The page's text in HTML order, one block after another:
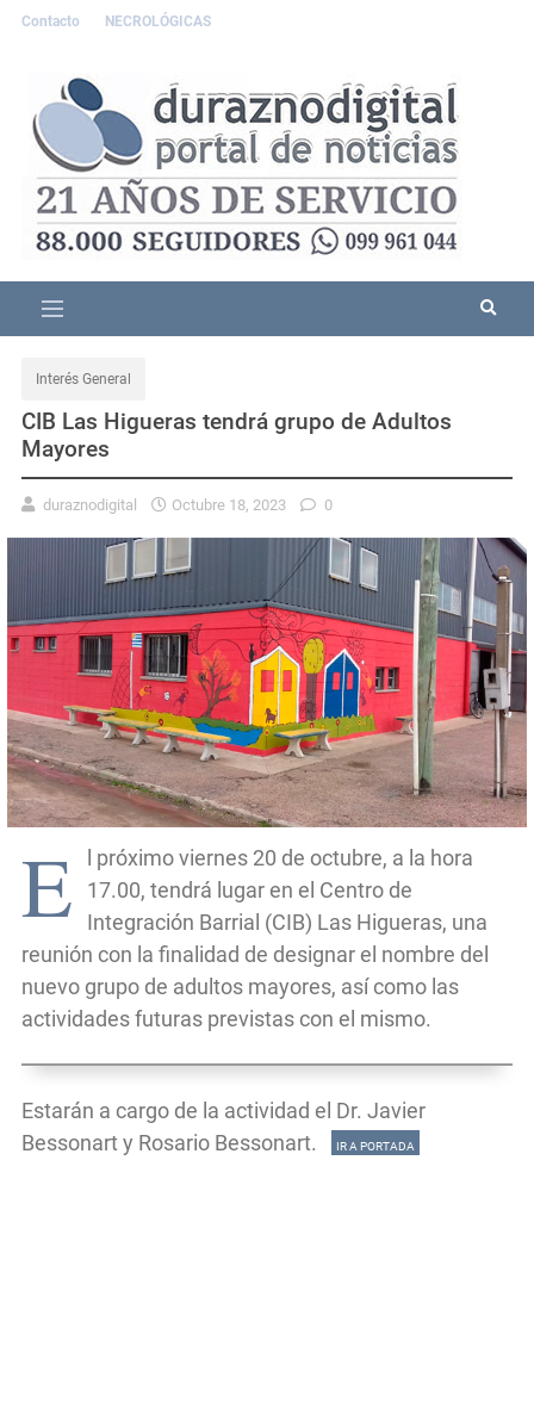
Contacto NECROLÓGICAS
Interés General
CIB Las Higueras tendrá grupo de Adultos
Mayores
duraznodigital Octubre 18, 2023 0
E
l próximo viernes 20 de octubre, a la hora
17.00, tendrá lugar en el Centro de
Integración Barrial (CIB) Las Higueras, una
reunión con la finalidad de designar el nombre del
nuevo grupo de adultos mayores, así como las
actividades futuras previstas con el mismo.
Estarán a cargo de la actividad el Dr. Javier
Bessonart y Rosario Bessonart.
IR A PORTADA